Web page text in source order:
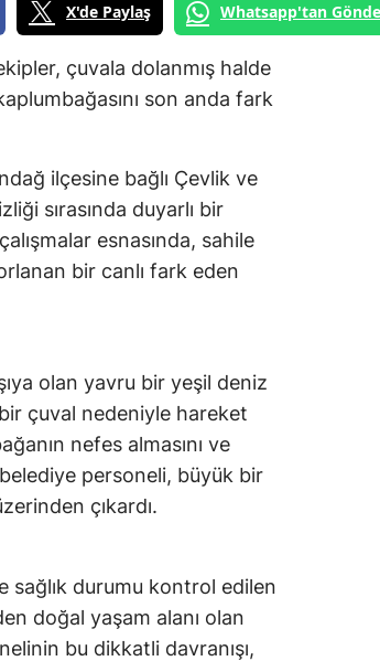
X'de Paylaş Whatsapp'tan
çuvala dolanmış halde
son anda fark
ilçesine bağlı Çevlik ve
sırasında duyarlı bir
esnasında, sahile
bir canlı fark eden
olan yavru bir yeşil deniz
çuval nedeniyle hareket
nefes almasını ve
personeli, büyük bir
çıkardı.
sağlık durumu kontrol edilen
doğal yaşam alanı olan
bu dikkatli davranışı,